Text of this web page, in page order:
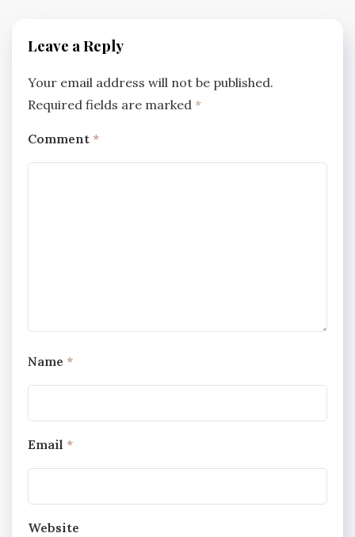
Leave a Reply
Your email address will not be published.
Required fields are marked *
Comment *
Name *
Email *
Website